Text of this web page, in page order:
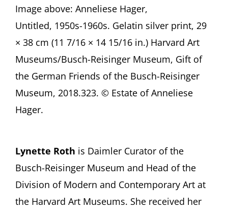
Image above: Anneliese Hager,
Untitled, 1950s-1960s. Gelatin silver print, 29
× 38 cm (11 7/16 × 14 15/16 in.) Harvard Art
Museums/Busch-Reisinger Museum, Gift of
the German Friends of the Busch-Reisinger
Museum, 2018.323. © Estate of Anneliese
Hager.
Lynette Roth is Daimler Curator of the
Busch-Reisinger Museum and Head of the
Division of Modern and Contemporary Art at
the Harvard Art Museums. She received her